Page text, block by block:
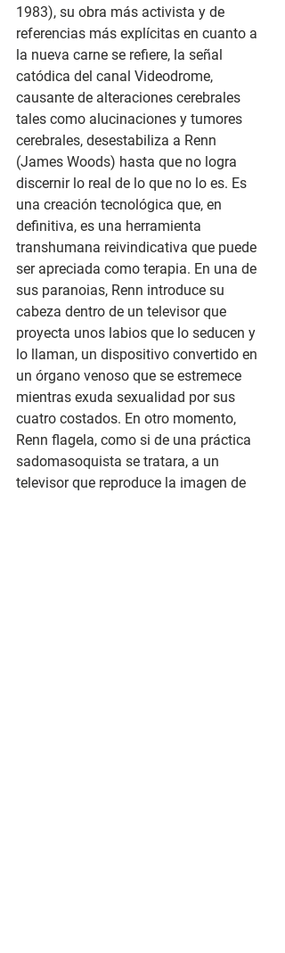
1983), su obra más activista y de
referencias más explícitas en cuanto a
la nueva carne se refiere, la señal
catódica del canal Videodrome,
causante de alteraciones cerebrales
tales como alucinaciones y tumores
cerebrales, desestabiliza a Renn
(James Woods) hasta que no logra
discernir lo real de lo que no lo es. Es
una creación tecnológica que, en
definitiva, es una herramienta
transhumana reivindicativa que puede
ser apreciada como terapia. En una de
sus paranoias, Renn introduce su
cabeza dentro de un televisor que
proyecta unos labios que lo seducen y
lo llaman, un dispositivo convertido en
un órgano venoso que se estremece
mientras exuda sexualidad por sus
cuatro costados. En otro momento,
Renn flagela, como si de una práctica
sadomasoquista se tratara, a un
televisor que reproduce la imagen de